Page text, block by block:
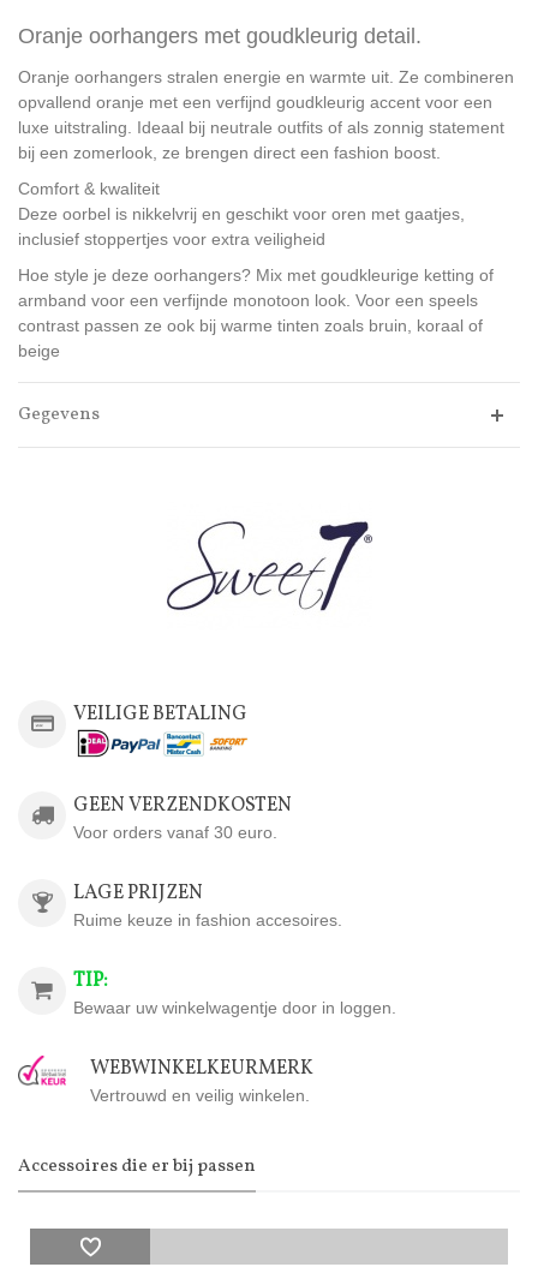
Oranje oorhangers met goudkleurig detail.
Oranje oorhangers stralen energie en warmte uit. Ze combineren
opvallend oranje met een verfijnd goudkleurig accent voor een
luxe uitstraling. Ideaal bij neutrale outfits of als zonnig statement
bij een zomerlook, ze brengen direct een fashion boost.
Comfort & kwaliteit
Deze oorbel is nikkelvrij en geschikt voor oren met gaatjes,
inclusief stoppertjes voor extra veiligheid
Hoe style je deze oorhangers? Mix met goudkleurige ketting of
armband voor een verfijnde monotoon look. Voor een speels
contrast passen ze ook bij warme tinten zoals bruin, koraal of
beige
Gegevens
VEILIGE BETALING
GEEN VERZENDKOSTEN
Voor orders vanaf 30 euro.
LAGE PRIJZEN
Ruime keuze in fashion accesoires.
TIP:
Bewaar uw winkelwagentje door in loggen.
WEBWINKELKEURMERK
Vertrouwd en veilig winkelen.
Accessoires die er bij passen